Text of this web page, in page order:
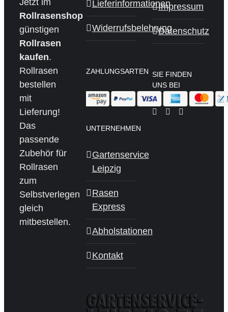
Jetzt im
Rollrasenshop
günstigen
Rollrasen
kaufen.
Rollrasen
bestellen
mit
Lieferung!
Das
passende
Zubehör für
Rollrasen
zum
Selbstverlegen
gleich
mitbestellen.
Lieferinformationen
Widerrufsbelehrung
ZAHLUNGSARTEN
Impressum
Datenschutz
SIE FINDEN
UNS BEI
UNTERNEHMEN
Gartenservice
Leipzig
Rasen
Express
Abholstationen
Kontakt